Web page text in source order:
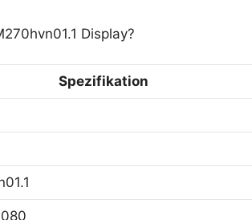
Display?
Spezifikation